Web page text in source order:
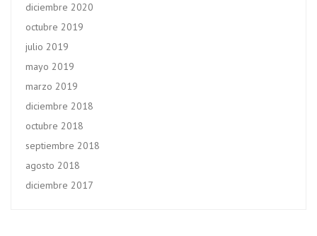
diciembre 2020
octubre 2019
julio 2019
mayo 2019
marzo 2019
diciembre 2018
octubre 2018
septiembre 2018
agosto 2018
diciembre 2017